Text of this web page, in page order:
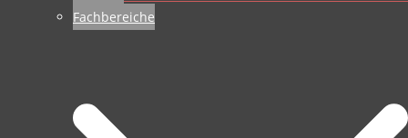
Fachbereiche